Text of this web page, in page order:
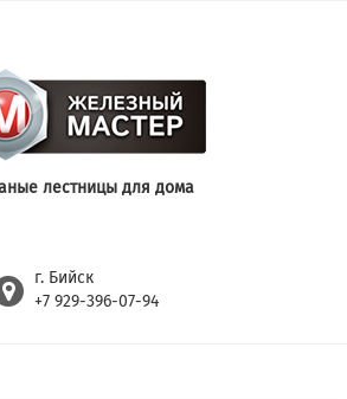
лестницы для дома
г. Бийск
+7 929-396-07-94